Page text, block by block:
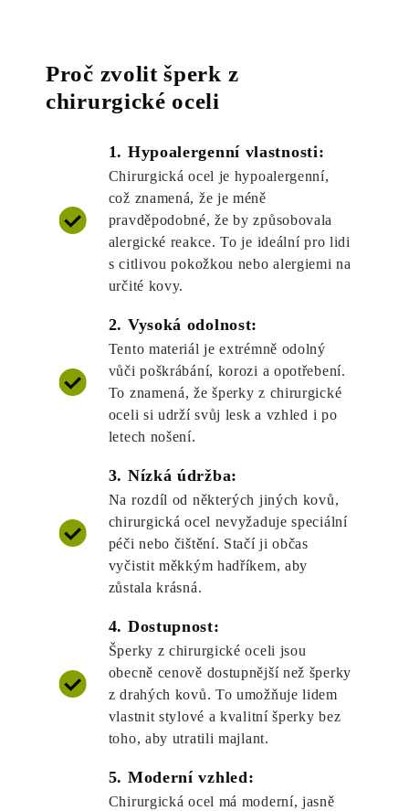
Proč zvolit šperk z
chirurgické oceli
1. Hypoalergenní vlastnosti:
Chirurgická ocel je hypoalergenní,
což znamená, že je méně
pravděpodobné, že by způsobovala
alergické reakce. To je ideální pro lidi
s citlivou pokožkou nebo alergiemi na
určité kovy.
2. Vysoká odolnost:
Tento materiál je extrémně odolný
vůči poškrábání, korozi a opotřebení.
To znamená, že šperky z chirurgické
oceli si udrží svůj lesk a vzhled i po
letech nošení.
3. Nízká údržba:
Na rozdíl od některých jiných kovů,
chirurgická ocel nevyžaduje speciální
péči nebo čištění. Stačí ji občas
vyčistit měkkým hadříkem, aby
zůstala krásná.
4. Dostupnost:
Šperky z chirurgické oceli jsou
obecně cenově dostupnější než šperky
z drahých kovů. To umožňuje lidem
vlastnit stylové a kvalitní šperky bez
toho, aby utratili majlant.
5. Moderní vzhled:
Chirurgická ocel má moderní, jasně